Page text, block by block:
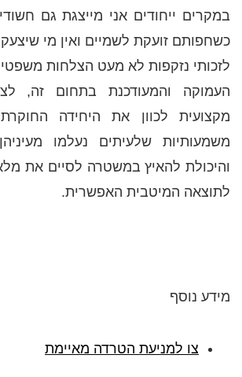
במקרים ייחודים אני מייצגת גם
כשחפותם זועקת לשמיים ואין מי
לזכותי נזקפות לא מעט הצלחות
העמוקה והמעודכנת בתחום זה, לצד
מקצועית לכוון את היחידה
משמעותיות שלעיתים נעלמו
והיכולת להאיץ במשטרה לסיים את
לתוצאה המיטבית האפשרית.
מידע נוסף
צו למניעת הטרדה מאיימת